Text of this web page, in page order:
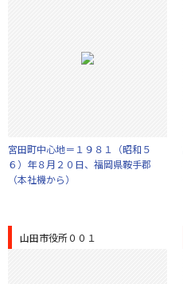
宮田町中心地＝１９８１（昭和５
６）年８月２０日、福岡県鞍手郡
（本社機から）
山田市役所００１